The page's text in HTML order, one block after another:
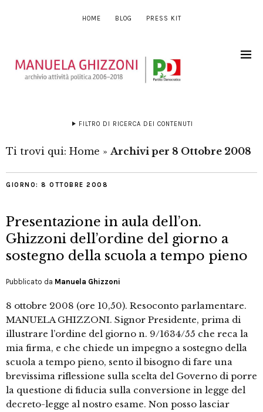
HOME BLOG PRESS KIT
FILTRO DI RICERCA DEI CONTENUTI
Ti trovi qui: Home » Archivi per 8 Ottobre 2008
GIORNO: 8 OTTOBRE 2008
Presentazione in aula dell’on.
Ghizzoni dell’ordine del giorno a
sostegno della scuola a tempo pieno
Pubblicato da Manuela Ghizzoni
8 ottobre 2008 (ore 10,50). Resoconto parlamentare.
MANUELA GHIZZONI. Signor Presidente, prima di
illustrare l’ordine del giorno n. 9/1634/55 che reca la
mia firma, e che chiede un impegno a sostegno della
scuola a tempo pieno, sento il bisogno di fare una
brevissima riflessione sulla scelta del Governo di porre
la questione di fiducia sulla conversione in legge del
decreto-legge al nostro esame. Non posso lasciar